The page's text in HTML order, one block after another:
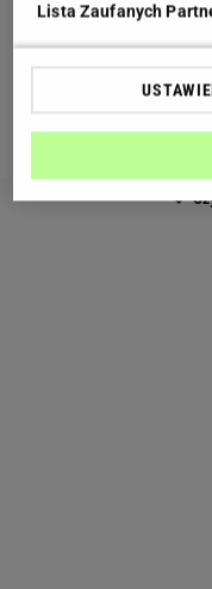
I chociaż
wiele, jego
Lista Zaufanych